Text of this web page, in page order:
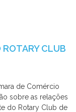
ROTARY CLUB
de Comércio
sobre as relações
do Rotary Club de